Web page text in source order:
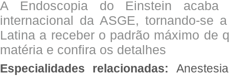
A Endoscopia do Einstein
internacional da ASGE, tornando-se
Latina a receber o padrão máximo de
matéria e confira os detalhes
Especialidades relacionadas: